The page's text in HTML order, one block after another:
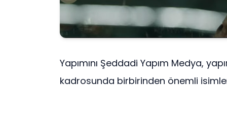
Yapımını Şeddadi Yapım Medya,
kadrosunda birbirinden önemli